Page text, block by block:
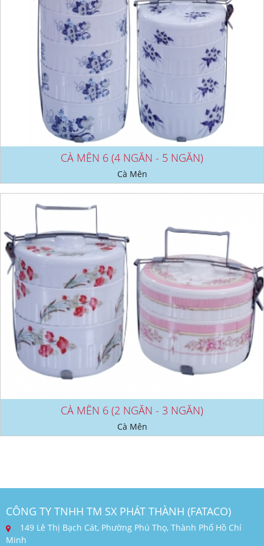
CÀ MÊN 6 (4 NGĂN - 5 NGĂN)
Cà Mên
CÀ MÊN 6 (2 NGĂN - 3 NGĂN)
Cà Mên
CÔNG TY TNHH TM SX PHÁT THÀNH (FATACO)
149 Lê Thị Bạch Cát, Phường Phú Thọ, Thành Phố Hồ Chí
Minh